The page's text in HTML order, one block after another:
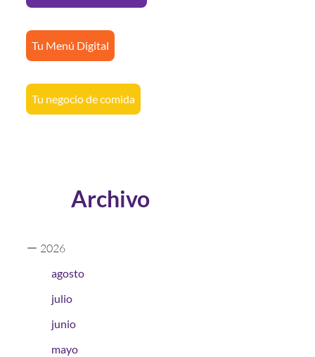
Tu Menú Digital
Tu negocio de comida
Archivo
2026
agosto
julio
junio
mayo